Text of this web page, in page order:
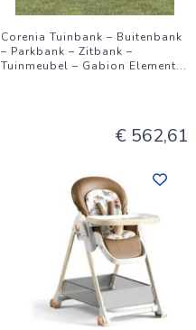
Corenia Tuinbank – Buitenbank
– Parkbank – Zitbank –
Tuinmeubel – Gabion Element...
€ 562,61